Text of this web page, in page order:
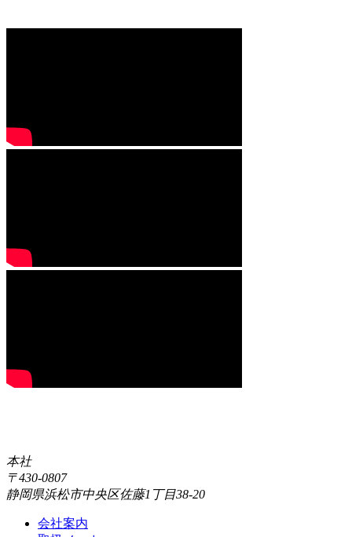
本社
〒430-0807
静岡県浜松市中央区佐藤1丁目38-20
会社案内